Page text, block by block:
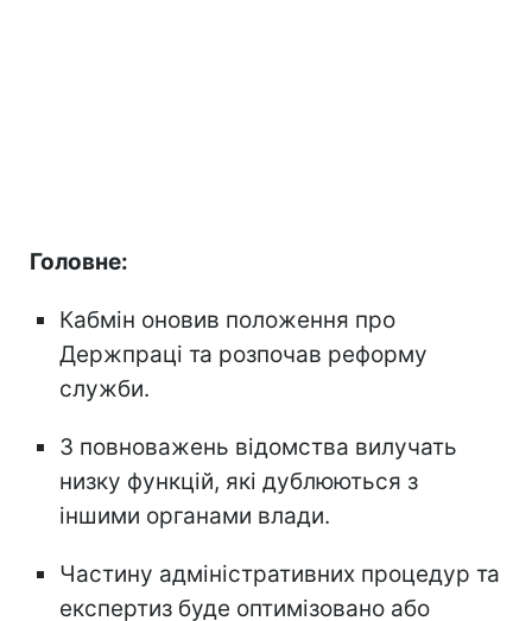
Головне:
Кабмін оновив положення про
Держпраці та розпочав реформу
служби.
З повноважень відомства вилучать
низку функцій, які дублюються з
іншими органами влади.
Частину адміністративних процедур та
експертиз буде оптимізовано або